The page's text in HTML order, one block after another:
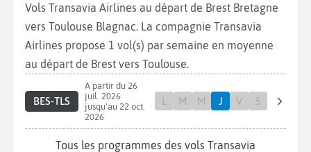
Vols Transavia Airlines au départ de Brest Bretagne
vers Toulouse Blagnac. La compagnie Transavia
Airlines propose 1 vol(s) par semaine en moyenne
au départ de Brest vers Toulouse.
BES-TLS
A partir du 26
juil. 2026
jusqu'au 22 oct.
2026
L M M J V S
Tous les programmes des vols Transavia